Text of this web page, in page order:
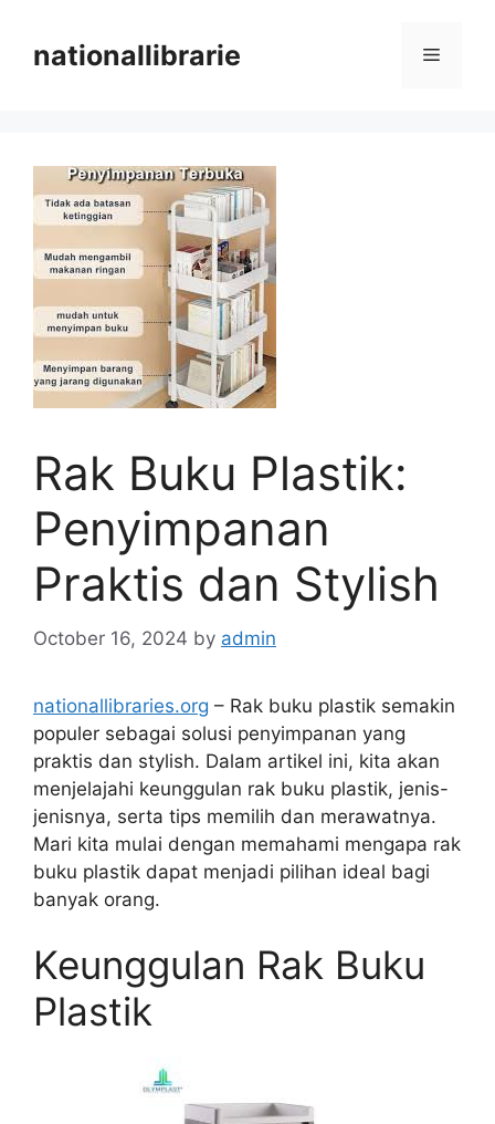
contentnationallibrarie Menu
Rak Buku Plastik:
Penyimpanan
Praktis dan Stylish
October 16, 2024 by admin
nationallibraries.org – Rak buku plastik semakin
populer sebagai solusi penyimpanan yang
praktis dan stylish. Dalam artikel ini, kita akan
menjelajahi keunggulan rak buku plastik, jenis-
jenisnya, serta tips memilih dan merawatnya.
Mari kita mulai dengan memahami mengapa rak
buku plastik dapat menjadi pilihan ideal bagi
banyak orang.
Keunggulan Rak Buku
Plastik